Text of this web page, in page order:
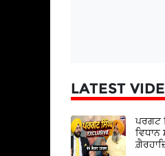
LATEST
ਪਰਗਟ
ਵਿਧਾਨ